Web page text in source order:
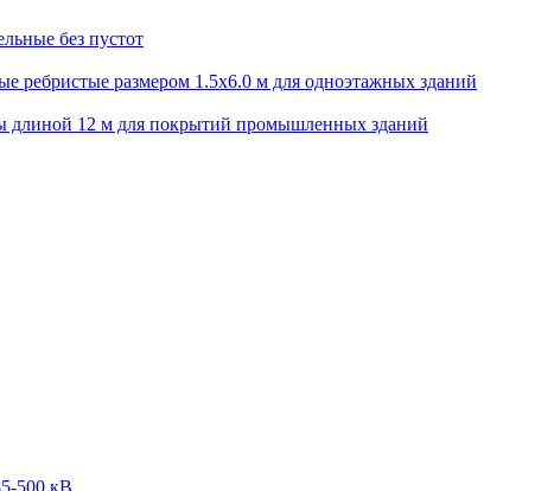
без пустот
ребристые размером 1.5х6.0 м для одноэтажных зданий
длиной 12 м для покрытий промышленных зданий
500 кВ